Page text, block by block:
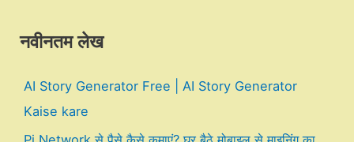
नवीनतम लेख
AI Story Generator Free | AI Story Generator
Kaise kare